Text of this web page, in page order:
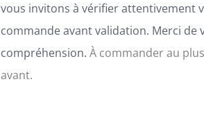
vous invitons à vérifier attentivement
commande avant validation. Merci de
compréhension. À commander au
avant.